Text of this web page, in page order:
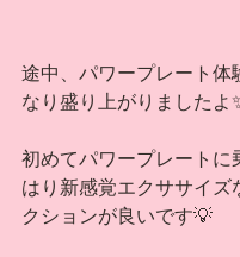
途中、パワープレート体
なり盛り上がりましたよ
初めてパワープレートに
はり新感覚エクササイズ
クションが良いです💡